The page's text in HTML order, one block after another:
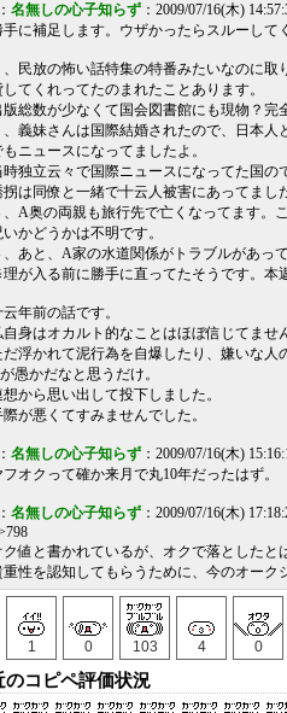
名無しの心子知らず ：2009/07/16(木)
手に補足します。ウザかったらスルーして
、民放の怖い話特集の特番みたいなのに取
してくれってたのまれたことあります。
版総数が少なくて国会図書館にも現物？完
、義妹さんは国際結婚されたので、日本人
もニュースになってましたよ。
時独立云々で国際ニュースになってた国の
拐は同僚と一緒で十云人被害にあってまし
、A奥の両親も旅行先で亡くなってます。
いかどうかは不明です。
、あと、A家の水道関係がトラブルがあっ
理が入る前に勝手に直ってたそうです。本
云年前の話です。
自身はオカルト的なことはほぼ信じてませ
だ浮かれて泥行為を自爆したり、嫌いな人
愚かだなと思うだけ。
想から思い出して投下しました。
際が悪くてすみませんでした。
名無しの心子知らず ：2009/07/16(木)
フオクって確か来月で丸10年だったはず。
名無しの心子知らず ：2009/07/16(木)
ク値と書かれているが、オクで落としたと
重性を認知してもらうために、今のオーク
1 0 103 4 0
のコピペ評価状況